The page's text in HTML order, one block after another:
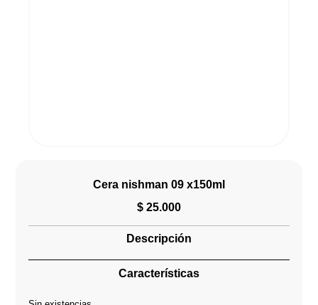
Cera nishman 09 x150ml
$ 25.000
Descripción
Características